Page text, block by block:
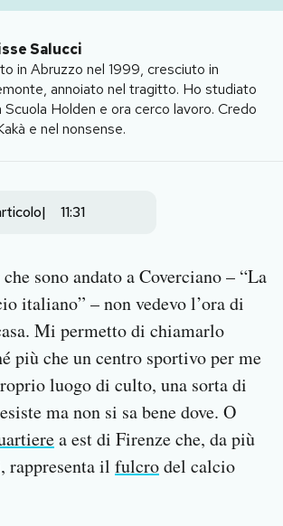
aiuto?
Salucci
in Abruzzo nel 1999, cresciuto in
annoiato nel tragitto. Ho studiato
Scuola Holden e ora cerco lavoro. Credo
e nel nonsense.
11:31
sono andato a Coverciano – “La
italiano” – non vedevo l’ora di
Mi permetto di chiamarlo
più che un centro sportivo per me
luogo di culto, una sorta di
ma non si sa bene dove. O
a est di Firenze che, da più
rappresenta il fulcrodel calcio